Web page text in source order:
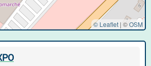
© Leaflet | ©OSM